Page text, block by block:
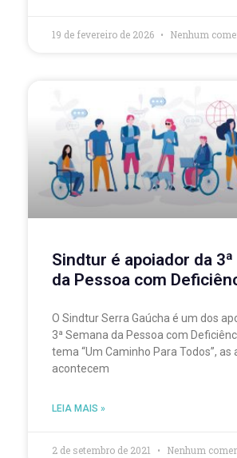
19 de fevereiro de 2026 Nenhum
Sindtur é apoiador da
da Pessoa com
O Sindtur Serra Gaúcha é um dos
3ª Semana da Pessoa com
tema “Um Caminho Para Todos”, as
acontecem
LEIA MAIS »
2 de setembro de 2021 Nenhum